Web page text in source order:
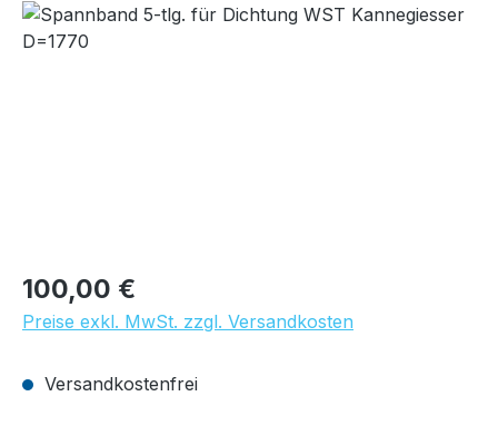
Bildergalerie überspringen
Regulärer Preis:
100,00 €
Preise exkl. MwSt. zzgl. Versandkosten
Versandkostenfrei